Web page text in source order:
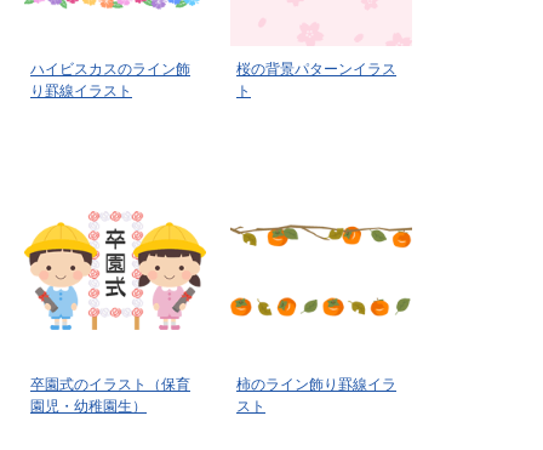
ハイビスカスのライン飾
り罫線イラスト
桜の背景パターンイラス
ト
卒園式のイラスト（保育
園児・幼稚園生）
柿のライン飾り罫線イラ
スト